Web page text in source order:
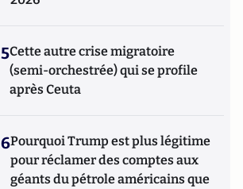
5Cette autre crise migratoire
(semi-orchestrée) qui se profile
après Ceuta
6Pourquoi Trump est plus légitime
pour réclamer des comptes aux
géants du pétrole américains que